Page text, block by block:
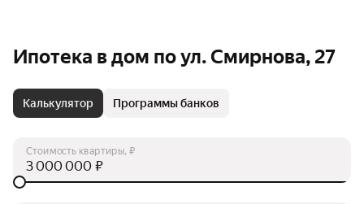
Ипотека в дом по ул. Смирнова, 27
Калькулятор Программы банков
Стоимость квартиры, ₽
₽